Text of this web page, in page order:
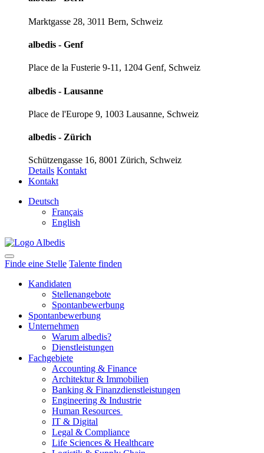
Marktgasse 28, 3011 Bern, Schweiz
albedis - Genf
Place de la Fusterie 9-11, 1204 Genf, Schweiz
albedis - Lausanne
Place de l'Europe 9, 1003 Lausanne, Schweiz
albedis - Zürich
Schützengasse 16, 8001 Zürich, Schweiz
Details Kontakt
Kontakt
Deutsch
Français
English
Finde eine Stelle Talente finden
Kandidaten
Stellenangebote
Spontanbewerbung
Spontanbewerbung
Unternehmen
Warum albedis?
Dienstleistungen
Fachgebiete
Accounting & Finance
Architektur & Immobilien
Banking & Finanzdienstleistungen
Engineering & Industrie
Human Resources
IT & Digital
Legal & Compliance
Life Sciences & Healthcare